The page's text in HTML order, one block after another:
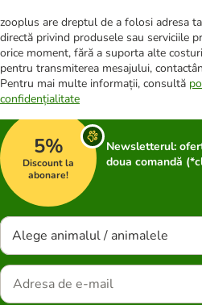
zooplus are dreptul de a folosi adresa
directă privind produsele sau serviciile
orice moment, fără a suporta alte
pentru transmiterea mesajului,
Pentru mai multe informații, consultă
confidențialitate
5%
Discount la
abonare!
Newsletterul:
doua comandă
Alege animalul / animalele